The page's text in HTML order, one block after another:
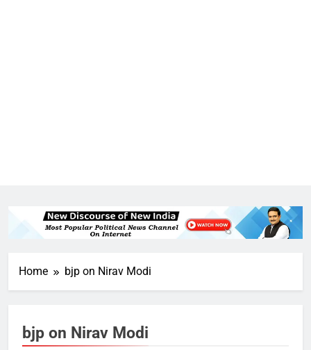
Home bjp on Nirav Modi
bjp on Nirav Modi
राम की नगरी अयोध्या में आने वाले भक्तों
उत्तर प्रदेश में गांवों में बढ़ेंगी सुविधाएं: 67%
बढ़ा पंचायतों का बजट